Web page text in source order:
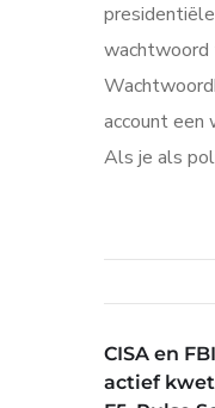
wachtwoord
account
Als je als
CISA en
actief